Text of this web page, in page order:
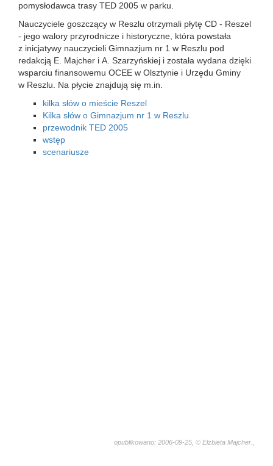
pomysłodawca trasy TED 2005 w parku.
Nauczyciele goszczący w Reszlu otrzymali płytę CD - Reszel
- jego walory przyrodnicze i historyczne, która powstała
z inicjatywy nauczycieli Gimnazjum nr 1 w Reszlu pod
redakcją E. Majcher i A. Szarzyńskiej i została wydana dzięki
wsparciu finansowemu OCEE w Olsztynie i Urzędu Gminy
w Reszlu. Na płycie znajdują się m.in.
kilka słów o mieście Reszel
Kilka słów o Gimnazjum nr 1 w Reszlu
przewodnik TED 2005
wstęp
scenariusze
opublikowano: 2006-09-25, © Elżbieta Majcher.,